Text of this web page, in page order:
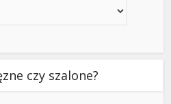
czy szalone?